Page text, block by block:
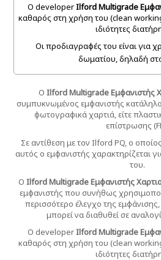
Ο developerIlford Multigrade
καθαρός στη χρήση του (clean working)
ιδιότητες
Οι προδιαγραφές του είναι για
δωματίου, δηλαδή
Ο Ilford Multigrade Εμφανιστής
συμπυκνωμένος εμφανιστής
φωτογραφικά χαρτιά, είτε
επίστρωσης
Σε αντίθεση με τον Ilford PQ, ο
αυτός ο εμφανιστής χαρακτηρίζεται
του.
Ο Ilford Multigrade Εμφανιστής
εμφανιστής που συνήθως
περισσότερο έλεγχο της
μπορεί να διαθυθεί σε
Ο developerIlford Multigrade
καθαρός στη χρήση του (clean working)
ιδιότητες